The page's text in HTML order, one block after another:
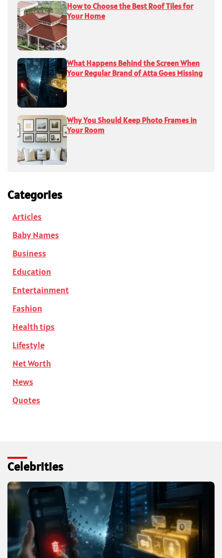
How to Choose the Best Roof Tiles for
Your Home
What Happens Behind the Screen When
Your Regular Brand of Atta Goes Missing
Why You Should Keep Photo Frames in
Your Room
Categories
Articles
Baby Names
Business
Education
Entertainment
Fashion
Health tips
Lifestyle
Net Worth
News
Quotes
Celebrities